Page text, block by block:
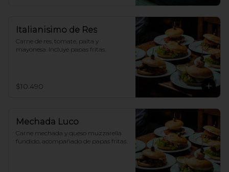
Italianisimo de Res
Carne de res, tomate, palta y
mayonesa. Incluye papas fritas.
$10.490
Mechada Luco
Carne mechada y queso muzzarella
fundido, acompañado de papas fritas.